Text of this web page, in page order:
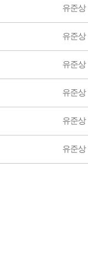
유준상
유준상
유준상
유준상
유준상
유준상